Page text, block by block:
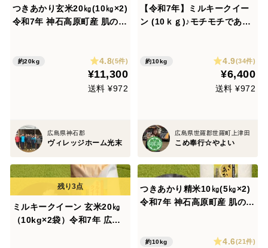
つきあかり玄米20㎏(10㎏×2)
令和7年 神石高原町産 肌のう
米！
約20kg 4.8(5件)
¥11,300
送料 ¥972
広島県神石郡
ヴィレッジホーム光末
【令和7年】ミルキークイー
ン (10ｋｇ)♪モチモチであま
約10kg 4.9(34件)
¥6,400
送料 ¥972
広島県世羅郡世羅町上津田
こめ奉行☆やよい
ミルキークイーン 玄米20㎏
（10kg×2袋）令和7年 広島
つきあかり精米10㎏(5㎏×2)
令和7年 神石高原町産 肌のう
米！
約10kg 4.6(21件)